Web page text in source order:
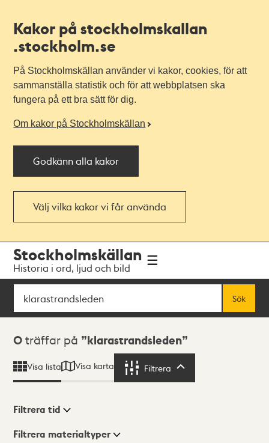
Kakor på stockholmskallan
.stockholm.se
På Stockholmskällan använder vi kakor, cookies, för att
sammanställa statistik och för att webbplatsen ska
fungera på ett bra sätt för dig.
Om kakor på Stockholmskällan
Godkänn alla kakor
Välj vilka kakor vi får använda
navigationen
huvudinnehållet
Stockholmskällan
Historia i ord, ljud och bild
Sök
Sök
Sökresultat
0 träffar på klarastrandsleden
Visa lista Visa karta Filtrera
Visningsläge
Filtrera tid
Filtrera materialtyper